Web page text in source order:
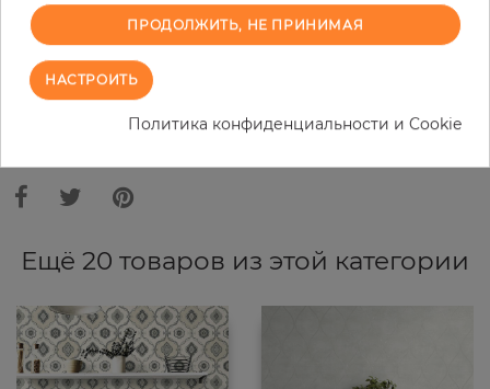
В КОРЗИНУ
ЗАКАЗАТЬ ОБРАЗЕЦ
В связи с различными стандартами и техническими
Ещё 20 товаров из этой категории
ПРОДОЛЖИТЬ, НЕ ПРИНИМАЯ
НАСТРОИТЬ
Политика конфиденциальности и Cookie